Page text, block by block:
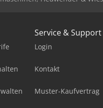
R Classic Bp Pack
12/14-4 St
2000 Super
9/18-4 M
Service & Support
Login
Kontakt
Muster-Kaufvertrag